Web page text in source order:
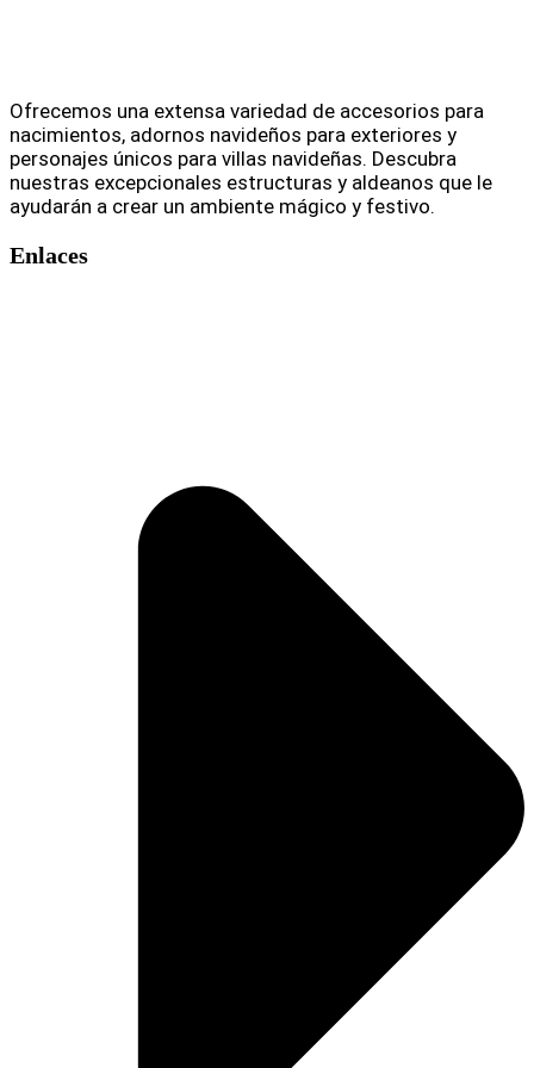
Ofrecemos una extensa variedad de accesorios para
nacimientos, adornos navideños para exteriores y
personajes únicos para villas navideñas. Descubra
nuestras excepcionales estructuras y aldeanos que le
ayudarán a crear un ambiente mágico y festivo.
Enlaces